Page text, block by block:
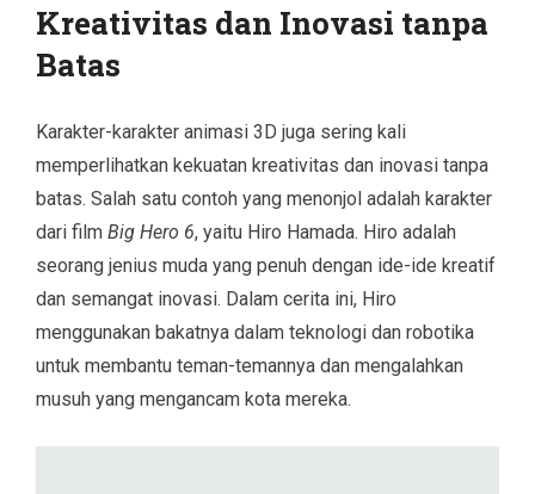
Kreativitas dan Inovasi tanpa
Batas
Karakter-karakter animasi 3D juga sering kali
memperlihatkan kekuatan kreativitas dan inovasi tanpa
batas. Salah satu contoh yang menonjol adalah karakter
dari film Big Hero 6, yaitu Hiro Hamada. Hiro adalah
seorang jenius muda yang penuh dengan ide-ide kreatif
dan semangat inovasi. Dalam cerita ini, Hiro
menggunakan bakatnya dalam teknologi dan robotika
untuk membantu teman-temannya dan mengalahkan
musuh yang mengancam kota mereka.